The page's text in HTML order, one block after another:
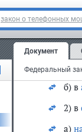
закон о телефонных
Документ
ст.
1) в
а) в
б) в
2) в
а)